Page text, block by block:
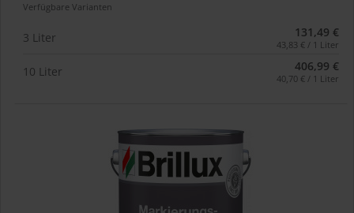
Verfügbare Varianten
3 Liter 131,49 €
43,83 € / 1 Liter
10 Liter 406,99 €
40,70 € / 1 Liter